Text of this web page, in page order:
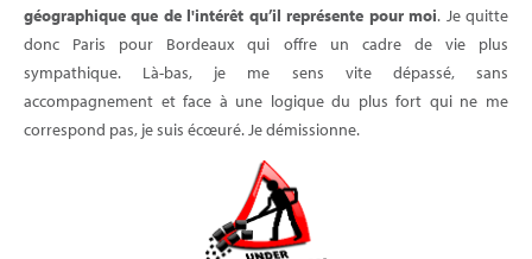
géographique que de l'intérêt qu’il représente pour moi. Je quitte
donc Paris pour Bordeaux qui offre un cadre de vie plus
sympathique. Là-bas, je me sens vite dépassé, sans
accompagnement et face à une logique du plus fort qui ne me
correspond pas, je suis écœuré. Je démissionne.